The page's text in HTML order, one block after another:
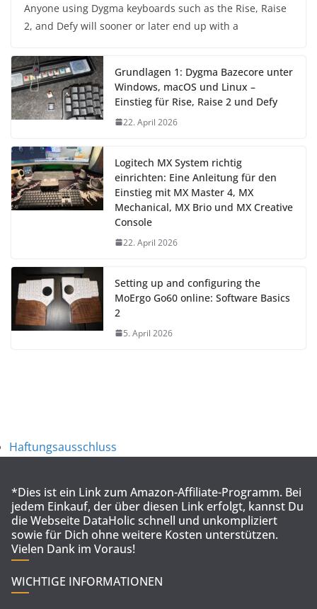
Anyone using Dygma keyboards such as the Rise, Raise
2, and Defy will sooner or later end up with a
Grundlagen 1: Dygma Bazecore unter
Windows, macOS und Linux –
Einstieg für Rise, Raise 2 und Defy
22. April 2026
Logitech MX System richtig
einrichten: Eine Anleitung für den
Einstieg mit MX Master 4, MX
Mechanical, MX Brio und MX Creative
Console
22. April 2026
Setting up and configuring the
MoErgo Go60 online: Software Basics
2
5. April 2026
Haftungsausschluss
*Dies ist ein Link zum Amazon-Affiliate-Programm. Bei
jedem Einkauf, der über diesen Link erfolgt, kannst Du
die Webseite DataHolic schnell und unkompliziert
sowie für Dich ohne weitere Kosten unterstützen.
Vielen Dank im Voraus!
WICHTIGE INFORMATIONEN